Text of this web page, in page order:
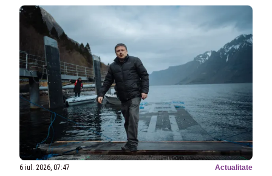
6 iul. 2026, 07:47 Actualitate